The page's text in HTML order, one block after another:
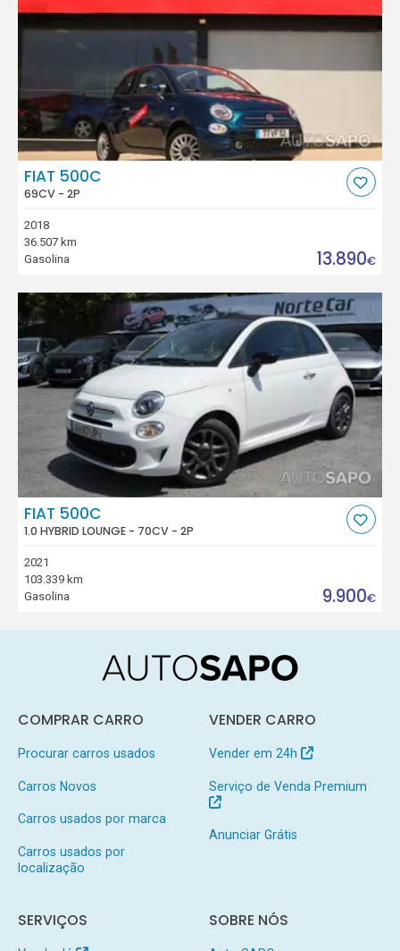
FIAT 500C
69CV - 2P
2018
36.507 km
Gasolina
13.890€
FIAT 500C
1.0 HYBRID LOUNGE - 70CV - 2P
2021
103.339 km
Gasolina
9.900€
COMPRAR CARRO
Procurar carros usados
Carros Novos
Carros usados por marca
Carros usados por
localização
VENDER CARRO
Vender em 24h
Serviço de Venda Premium
Anunciar Grátis
SERVIÇOS SOBRE NÓS